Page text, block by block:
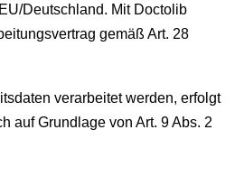
Deutschland. Mit Doctolib
gemäß Art. 28
verarbeitet werden, erfolgt
auf Grundlage von Art. 9 Abs. 2